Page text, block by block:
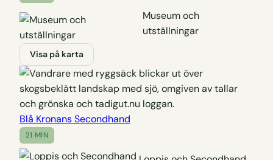
Museum och
utställningar
Visa på karta
Blå Kronans Secondhand
21 MIN